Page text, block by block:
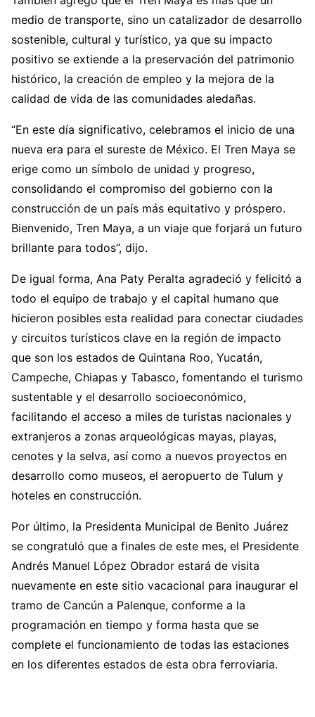
medio de transporte, sino un catalizador de desarrollo
sostenible, cultural y turístico, ya que su impacto
positivo se extiende a la preservación del patrimonio
histórico, la creación de empleo y la mejora de la
calidad de vida de las comunidades aledañas.
“En este día significativo, celebramos el inicio de una
nueva era para el sureste de México. El Tren Maya se
erige como un símbolo de unidad y progreso,
consolidando el compromiso del gobierno con la
construcción de un país más equitativo y próspero.
Bienvenido, Tren Maya, a un viaje que forjará un futuro
brillante para todos”, dijo.
De igual forma, Ana Paty Peralta agradeció y felicitó a
todo el equipo de trabajo y el capital humano que
hicieron posibles esta realidad para conectar ciudades
y circuitos turísticos clave en la región de impacto
que son los estados de Quintana Roo, Yucatán,
Campeche, Chiapas y Tabasco, fomentando el turismo
sustentable y el desarrollo socioeconómico,
facilitando el acceso a miles de turistas nacionales y
extranjeros a zonas arqueológicas mayas, playas,
cenotes y la selva, así como a nuevos proyectos en
desarrollo como museos, el aeropuerto de Tulum y
hoteles en construcción.
Por último, la Presidenta Municipal de Benito Juárez
se congratuló que a finales de este mes, el Presidente
Andrés Manuel López Obrador estará de visita
nuevamente en este sitio vacacional para inaugurar el
tramo de Cancún a Palenque, conforme a la
programación en tiempo y forma hasta que se
complete el funcionamiento de todas las estaciones
en los diferentes estados de esta obra ferroviaria.